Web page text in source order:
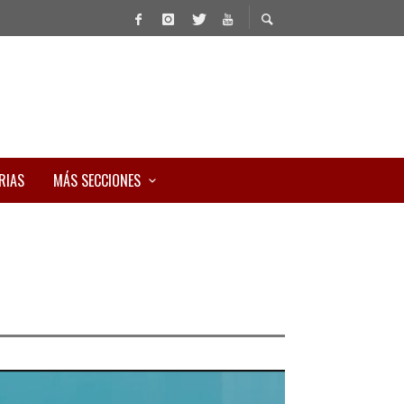
MÁS SECCIONES